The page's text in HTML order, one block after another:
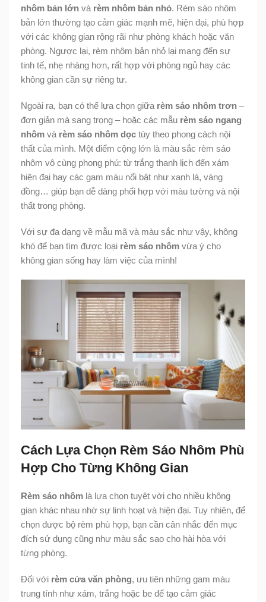
nhôm bản lớn và rèm nhôm bản nhỏ. Rèm sáo nhôm
bản lớn thường tạo cảm giác mạnh mẽ, hiện đại, phù hợp
với các không gian rộng rãi như phòng khách hoặc văn
phòng. Ngược lại, rèm nhôm bản nhỏ lại mang đến sự
tinh tế, nhẹ nhàng hơn, rất hợp với phòng ngủ hay các
không gian cần sự riêng tư.
Ngoài ra, bạn có thể lựa chọn giữa rèm sáo nhôm trơn –
đơn giản mà sang trọng – hoặc các mẫu rèm sáo ngang
nhôm và rèm sáo nhôm dọc tùy theo phong cách nội
thất của mình. Một điểm cộng lớn là màu sắc rèm sáo
nhôm vô cùng phong phú: từ trắng thanh lịch đến xám
hiện đại hay các gam màu nổi bật như xanh lá, vàng
đồng… giúp bạn dễ dàng phối hợp với màu tường và nội
thất trong phòng.
Với sự đa dạng về mẫu mã và màu sắc như vậy, không
khó để bạn tìm được loại rèm sáo nhôm vừa ý cho
không gian sống hay làm việc của mình!
Cách Lựa Chọn Rèm Sáo Nhôm Phù
Hợp Cho Từng Không Gian
Rèm sáo nhôm là lựa chọn tuyệt vời cho nhiều không
gian khác nhau nhờ sự linh hoạt và hiện đại. Tuy nhiên, để
chọn được bộ rèm phù hợp, bạn cần cân nhắc đến mục
đích sử dụng cũng như màu sắc sao cho hài hòa với
từng phòng.
Đối với rèm cửa văn phòng, ưu tiên những gam màu
trung tính như xám, trắng hoặc be để tạo cảm giác